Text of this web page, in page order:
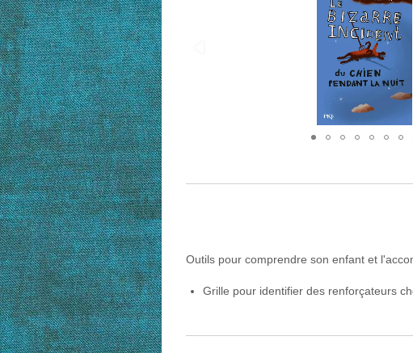
Outils pour comprendre son enfant et
Grille pour identifier des renforçateurs